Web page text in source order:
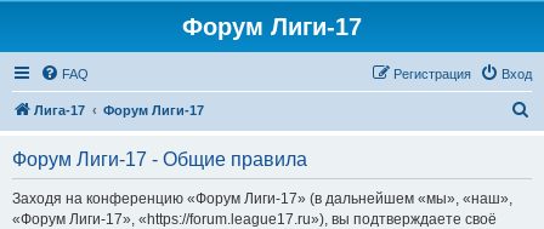
Форум Лиги-17
FAQ Вход
Регистрация
Лига-17 Форум Лиги-17
Форум Лиги-17 - Общие правила
Заходя на конференцию «Форум Лиги-17» (в дальнейшем «мы», «наш»,
«Форум Лиги-17», «https://forum.league17.ru»), вы подтверждаете своё